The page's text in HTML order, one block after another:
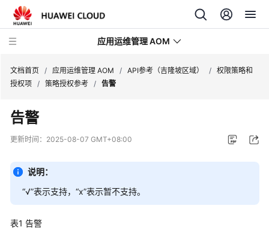
应用运维管理 AOM
最
新
动
产
品
文档首页 / 应用运维管理 AOM / API参考（吉隆坡区域） / 权限策略和
授权项 / 策略授权参考 / 告警
告警
更新时间： 2025-08-07 GMT+08:00
说明：
“√”表示支持，“x”表示暂不支持。
表1 告警